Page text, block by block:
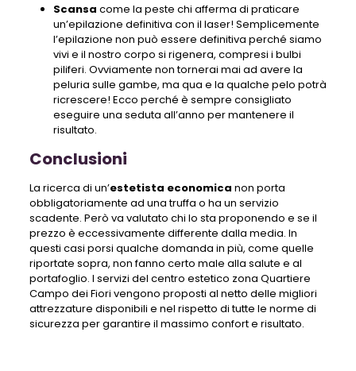
Scansa come la peste chi afferma di praticare
un’epilazione definitiva con il laser! Semplicemente
l’epilazione non può essere definitiva perché siamo
vivi e il nostro corpo si rigenera, compresi i bulbi
piliferi. Ovviamente non tornerai mai ad avere la
peluria sulle gambe, ma qua e la qualche pelo potrà
ricrescere! Ecco perché è sempre consigliato
eseguire una seduta all’anno per mantenere il
risultato.
Conclusioni
La ricerca di un’estetista economica non porta
obbligatoriamente ad una truffa o ha un servizio
scadente. Però va valutato chi lo sta proponendo e se il
prezzo è eccessivamente differente dalla media. In
questi casi porsi qualche domanda in più, come quelle
riportate sopra, non fanno certo male alla salute e al
portafoglio. I servizi del centro estetico zona Quartiere
Campo dei Fiori vengono proposti al netto delle migliori
attrezzature disponibili e nel rispetto di tutte le norme di
sicurezza per garantire il massimo confort e risultato.